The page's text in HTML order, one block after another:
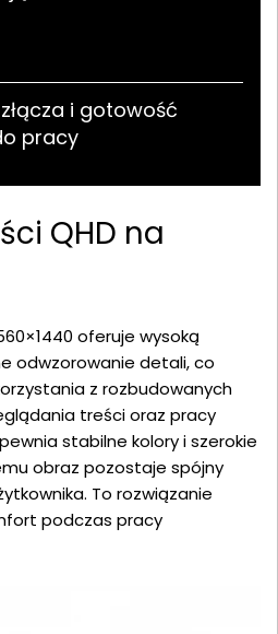
i gotowość
pracy
QHD na
oferuje wysoką
odwzorowanie detali, co
z rozbudowanych
treści oraz pracy
stabilne kolory i szerokie
obraz pozostaje spójny
To rozwiązanie
podczas pracy